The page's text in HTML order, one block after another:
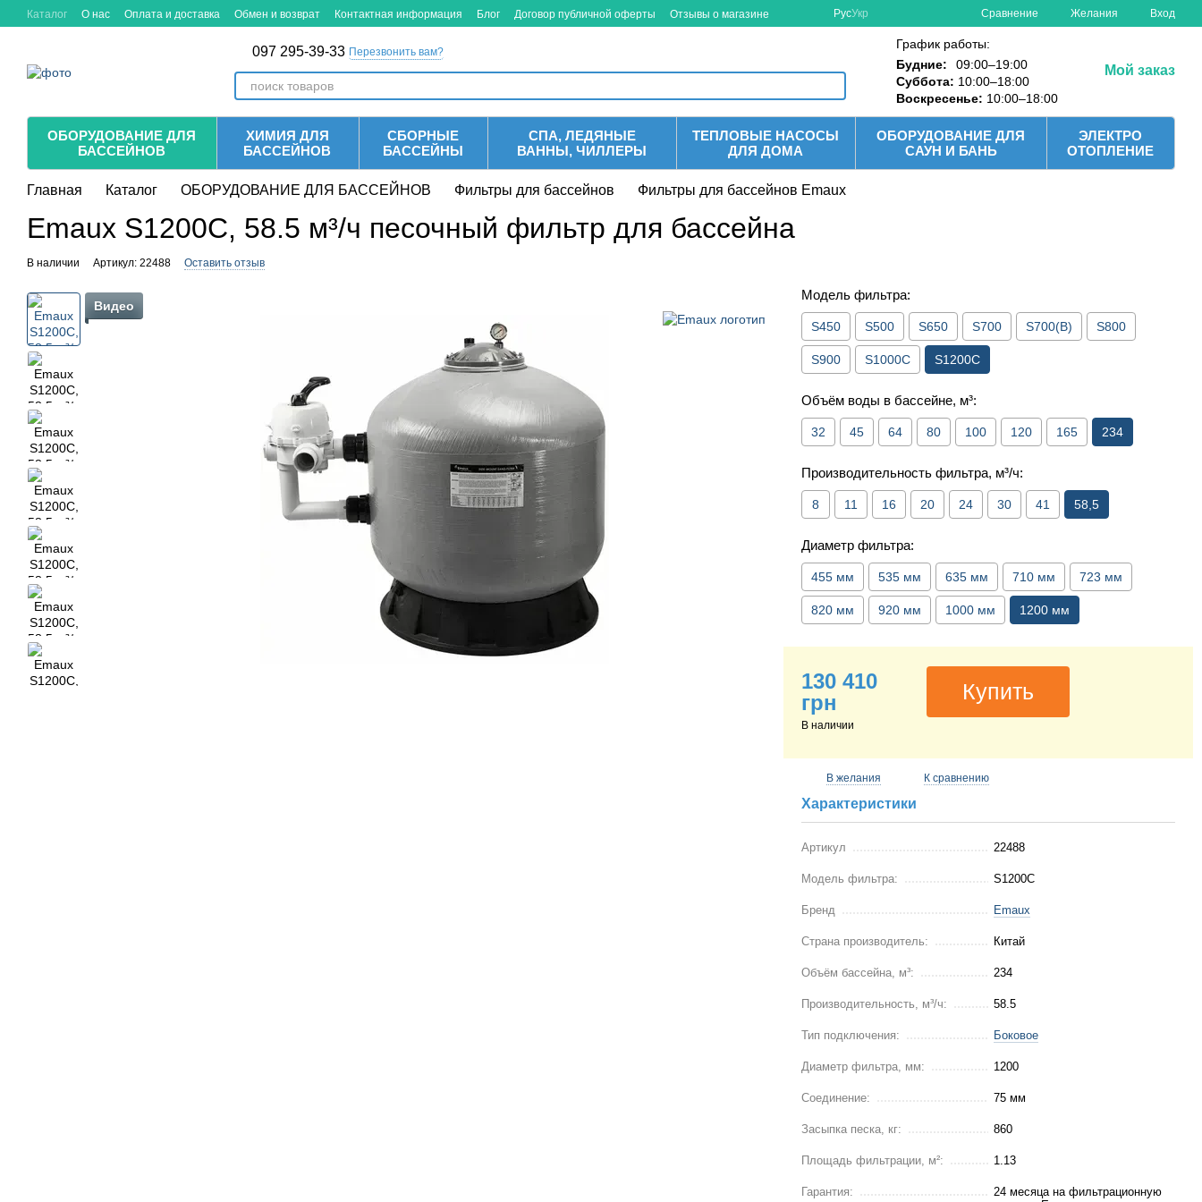
Перейти к основному контенту
Каталог О нас Оплата и доставка Обмен и возврат Контактная информация Блог Договор публичной оферты Отзывы о магазине РусУкр Сравнение Желания Вход
097 295-39-33 Перезвонить вам?
График работы:
Будние:
09:00–19:00
Суббота: 10:00–18:00
Воскресенье: 10:00–18:00
Мой заказ
ОБОРУДОВАНИЕ ДЛЯ
БАССЕЙНОВ
ХИМИЯ ДЛЯ
БАССЕЙНОВ
СБОРНЫЕ
БАССЕЙНЫ
СПА, ЛЕДЯНЫЕ
ВАННЫ, ЧИЛЛЕРЫ
ТЕПЛОВЫЕ НАСОСЫ
ДЛЯ ДОМА
ОБОРУДОВАНИЕ ДЛЯ
САУН И БАНЬ
ЭЛЕКТРО
ОТОПЛЕНИЕ
Главная Каталог ОБОРУДОВАНИЕ ДЛЯ БАССЕЙНОВ Фильтры для бассейнов Фильтры для бассейнов Emaux
Emaux S1200C, 58.5 м³/ч песочный фильтр для бассейна
В наличии Артикул: 22488 Оставить отзыв
Видео
Модель фильтра:
S450 S500 S650 S700 S700(B) S800
S900 S1000C S1200C
Объём воды в бассейне, м³:
32 45 64 80 100 120 165 234
Производительность фильтра, м³/ч:
8 11 16 20 24 30 41 58,5
Диаметр фильтра:
455 мм 535 мм 635 мм 710 мм 723 мм
820 мм 920 мм 1000 мм 1200 мм
130 410
грн
В наличии
Купить
В желания К сравнению
Характеристики
Артикул 22488
Модель фильтра: S1200C
Бренд Emaux
Страна производитель: Китай
Объём бассейна, м³: 234
Производительность, м³/ч: 58.5
Тип подключения: Боковое
Диаметр фильтра, мм: 1200
Соединение: 75 мм
Засыпка песка, кг: 860
Площадь фильтрации, м²: 1.13
Гарантия:
24 месяца на фильтрационную